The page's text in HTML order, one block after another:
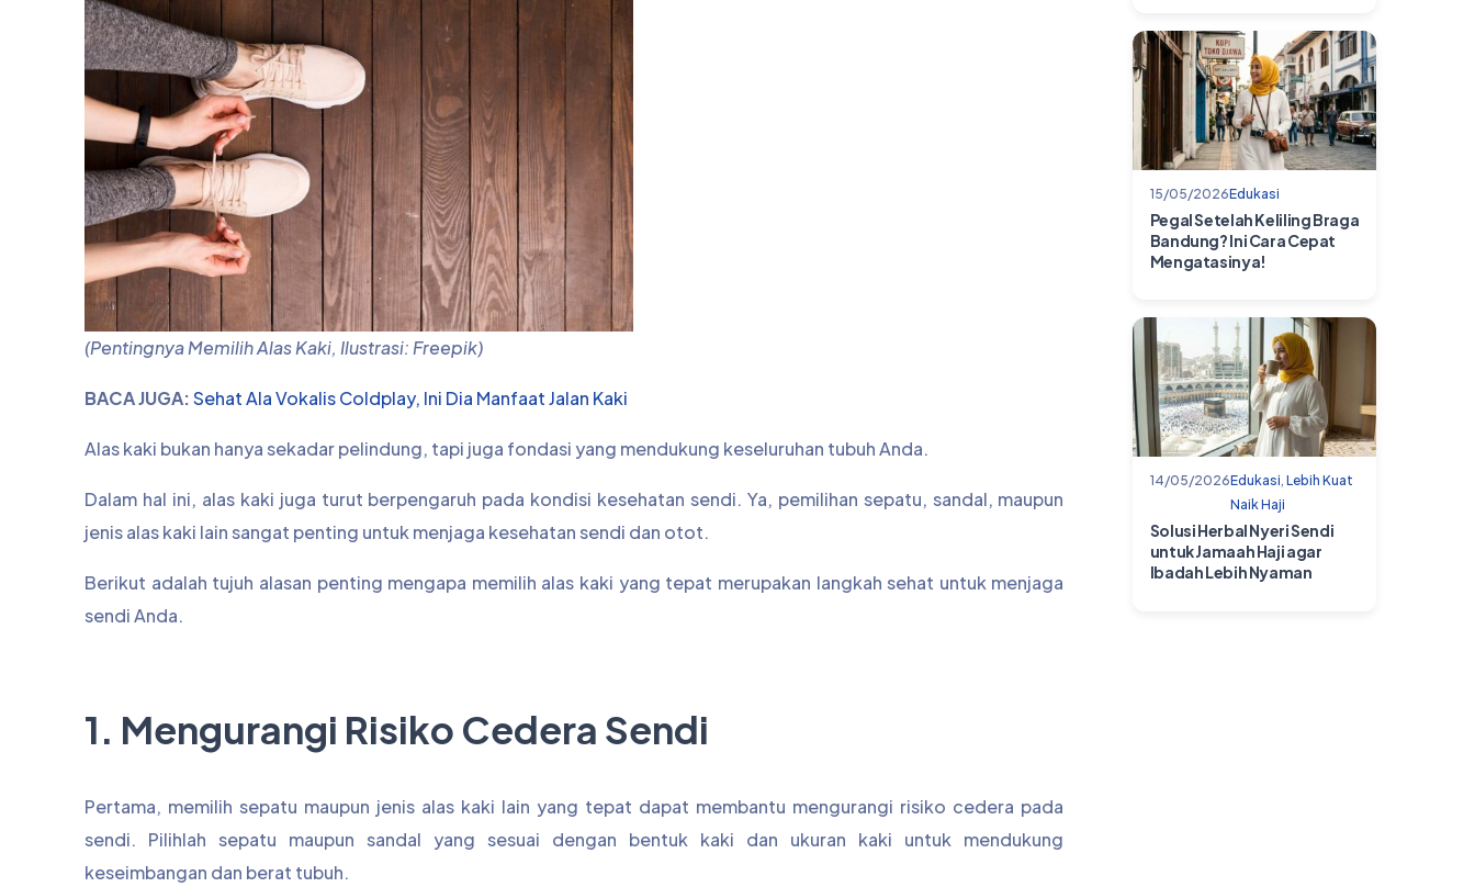
(Pentingnya Memilih Alas Kaki, Ilustrasi: Freepik)
BACA JUGA:Sehat Ala Vokalis Coldplay, Ini Dia Manfaat Jalan Kaki
Alas kaki bukan hanya sekadar pelindung, tapi juga fondasi yang mendukung keseluruhan tubuh Anda.
Dalam hal ini, alas kaki juga turut berpengaruh pada kondisi kesehatan sendi. Ya, pemilihan sepatu, sandal, maupun
jenis alas kaki lain sangat penting untuk menjaga kesehatan sendi dan otot.
Berikut adalah tujuh alasan penting mengapa memilih alas kaki yang tepat merupakan langkah sehat untuk menjaga
sendi Anda.
1. Mengurangi Risiko Cedera Sendi
Pertama, memilih sepatu maupun jenis alas kaki lain yang tepat dapat membantu mengurangi risiko cedera pada
sendi. Pilihlah sepatu maupun sandal yang sesuai dengan bentuk kaki dan ukuran kaki untuk mendukung
keseimbangan dan berat tubuh.
15/05/2026Edukasi
Pegal Setelah Keliling Braga
Bandung? Ini Cara Cepat
Mengatasinya!
14/05/2026Edukasi, Lebih Kuat
Naik Haji
Solusi Herbal Nyeri Sendi
untuk Jamaah Haji agar
Ibadah Lebih Nyaman